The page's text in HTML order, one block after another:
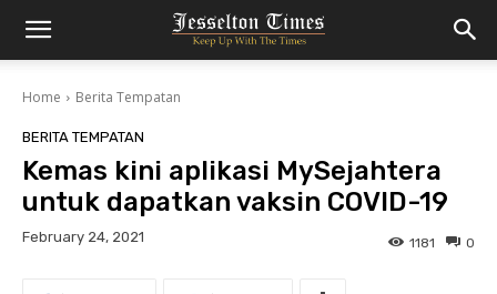
Home Berita Tempatan
BERITA TEMPATAN
Kemas kini aplikasi MySejahtera
untuk dapatkan vaksin COVID-19
February 24, 2021 0
1181